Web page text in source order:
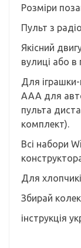
Розміри
Пульт з
Якісний
вулиці або в
Для іграшки-
AAA для
пульта
комплект).
Всі набори
Для
Збирай
інструкція